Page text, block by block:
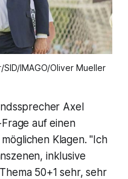
IMAGO/Oliver Mueller
Axel
auf einen
Klagen. "Ich
inklusive
50+1 sehr, sehr